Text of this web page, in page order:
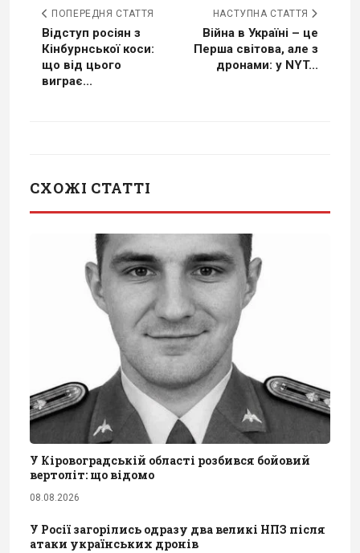
ПОПЕРЕДНЯ СТАТТЯ
Відступ росіян з
Кінбурнської коси:
що від цього
виграє...
НАСТУПНА СТАТТЯ
Війна в Україні – це
Перша світова, але з
дронами: у NYT...
СХОЖІ СТАТТІ
У Кіровоградській області розбився бойовий
вертоліт: що відомо
08.08.2026
У Росії загорілись одразу два великі НПЗ після
атаки українських дронів